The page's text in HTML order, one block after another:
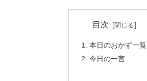
目次
本日のおかず一覧
今日の一言